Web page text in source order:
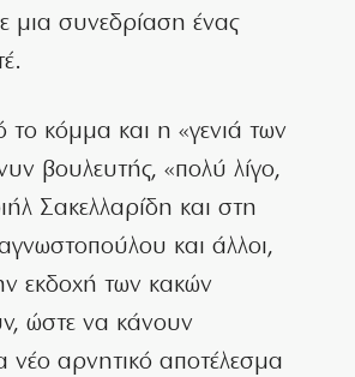
μια συνεδρίαση ένας
κόμμα και η «γενιά των
βουλευτής, «πολύ λίγο,
Σακελλαρίδη και στη
και άλλοι,
εκδοχή των κακών
ώστε να κάνουν
νέο αρνητικό αποτέλεσμα